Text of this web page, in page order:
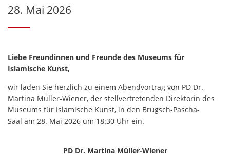
28. Mai 2026
Liebe Freundinnen und Freunde des Museums für
Islamische Kunst,
wir laden Sie herzlich zu einem Abendvortrag von PD Dr.
Martina Müller-Wiener, der stellvertretenden Direktorin des
Museums für Islamische Kunst, in den Brugsch-Pascha-
Saal am 28. Mai 2026 um 18:30 Uhr ein.
PD Dr. Martina Müller-Wiener